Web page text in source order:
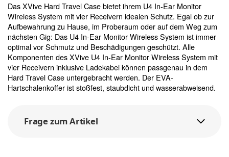
Das XVive Hard Travel Case bietet ihrem U4 In-Ear Monitor
Wireless System mit vier Receivern idealen Schutz. Egal ob zur
Aufbewahrung zu Hause, im Proberaum oder auf dem Weg zum
nächsten Gig: Das U4 In-Ear Monitor Wireless System ist immer
optimal vor Schmutz und Beschädigungen geschützt. Alle
Komponenten des XVive U4 In-Ear Monitor Wireless System mit
vier Receivern inklusive Ladekabel können passgenau in dem
Hard Travel Case untergebracht werden. Der EVA-
Hartschalenkoffer ist stoßfest, staubdicht und wasserabweisend.
Frage zum Artikel